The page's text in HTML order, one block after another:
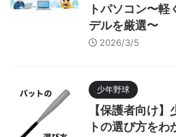
トパソコン〜
デルを厳選〜
2026/3/5
少年野球
【保護者向け
トの選び方をわ